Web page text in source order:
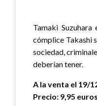
Tamaki
cómplice Takashi
sociedad,
deberían tener.
A la venta el 19/
Precio: 9,95 euros